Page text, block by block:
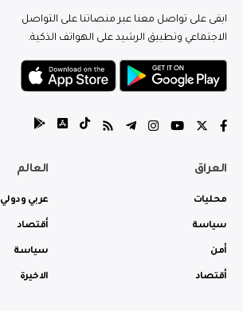
ابقى على تواصل معنا عبر منصاتنا على التواصل
الاجتماعي وتطبيق الرشيد على الهواتف الذكية.
العراق
محليات
سياسة
أمن
أقتصاد
العالم
عربي ودولي
أقتصاد
سياسة
الاخيرة